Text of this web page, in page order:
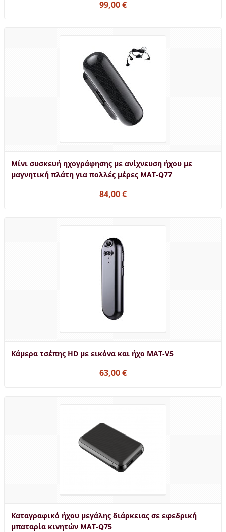
99,00 €
Μίνι συσκευή ηχογράφησης με ανίχνευση ήχου με
μαγνητική πλάτη για πολλές μέρες MAT-Q77
84,00 €
Κάμερα τσέπης HD με εικόνα και ήχο MAT-V5
63,00 €
Καταγραφικό ήχου μεγάλης διάρκειας σε εφεδρική
μπαταρία κινητών MAT-Q75